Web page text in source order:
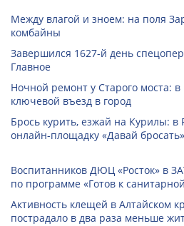
Между влагой и зноем: на поля
комбайны
Завершился 1627-й день
Главное
Ночной ремонт у Старого моста:
ключевой въезд в город
Брось курить, езжай на Курилы: в
онлайн-­площадку «Давай бросать»
Воспитанников ДЮЦ «Росток» в
по программе «Готов к
Активность клещей в Алтайском
пострадало в два раза меньше